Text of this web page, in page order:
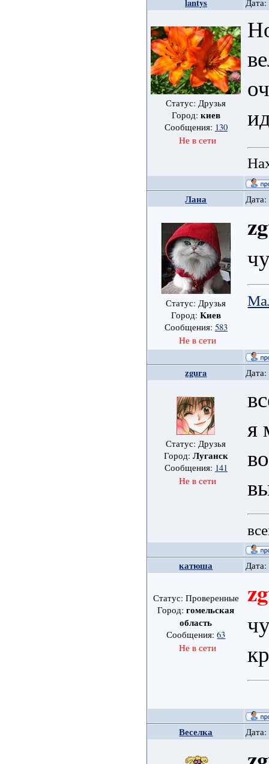
lantys
Статус: Друзья
Город: киев
Сообщения: 130
Не в сети
Лана
Статус: Друзья
Город: Kиев
Сообщения: 583
Не в сети
zgura Дата:
Статус: Друзья
Город: Луганск
Сообщения: 141
Не в сети
я
катюша Дата:
Статус: Проверенные
Город:гомельская
область
Сообщения:63
Не в сети
Веселка Дата: